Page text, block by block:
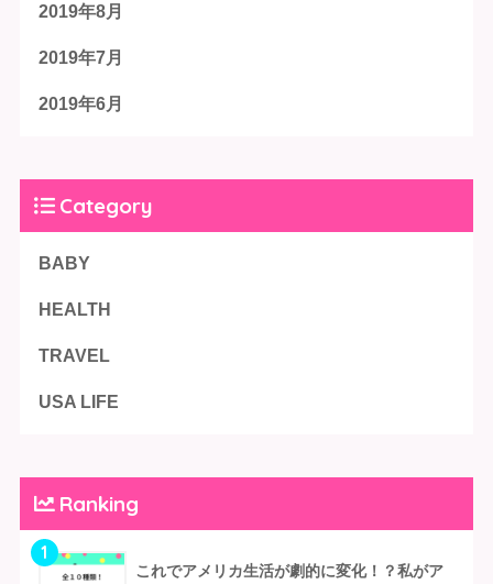
2019年8月
2019年7月
2019年6月
Category
BABY
HEALTH
TRAVEL
USA LIFE
Ranking
1
これでアメリカ生活が劇的に変化！？私がア